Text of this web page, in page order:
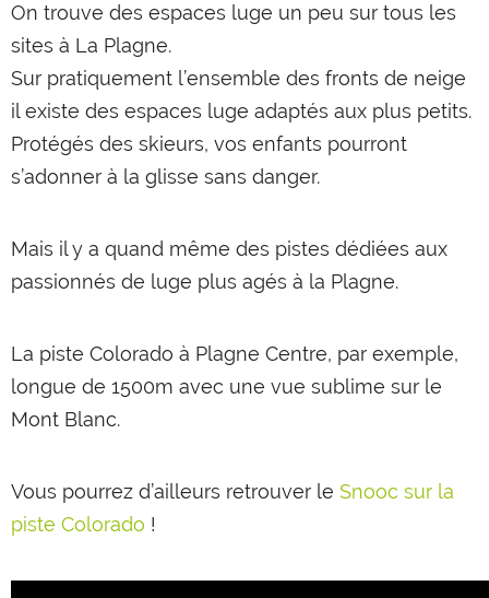
On trouve des espaces luge un peu sur tous les
sites à La Plagne.
Sur pratiquement l’ensemble des fronts de neige
il existe des espaces luge adaptés aux plus petits.
Protégés des skieurs, vos enfants pourront
s’adonner à la glisse sans danger.
Mais il y a quand même des pistes dédiées aux
passionnés de luge plus agés à la Plagne.
La piste Colorado à Plagne Centre, par exemple,
longue de 1500m avec une vue sublime sur le
Mont Blanc.
Vous pourrez d’ailleurs retrouver le Snooc sur la
piste Colorado !